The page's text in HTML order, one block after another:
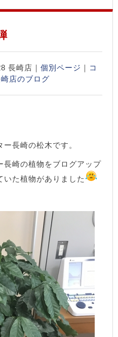
長崎店｜ 個別ページ ｜ コ
店のブログ
長崎の松木です。
長崎の植物をブログアップ
いた植物がありました